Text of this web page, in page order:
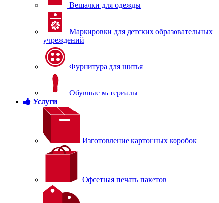
Вешалки для одежды
Маркировки для детских образовательных
учреждений
Фурнитура для шитья
Обувные материалы
Услуги
Изготовление картонных коробок
Офсетная печать пакетов